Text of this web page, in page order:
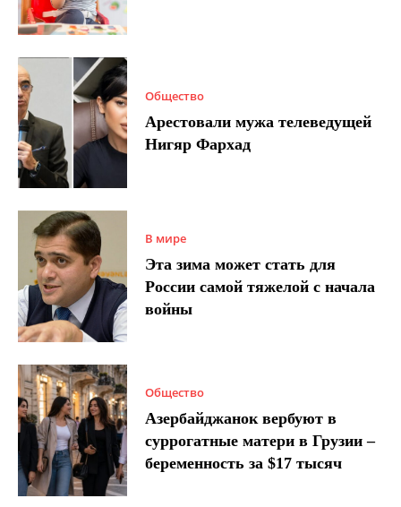
Общество
Арестовали мужа телеведущей
Нигяр Фархад
В мире
Эта зима может стать для
России самой тяжелой с начала
войны
Общество
Азербайджанок вербуют в
суррогатные матери в Грузии –
беременность за $17 тысяч